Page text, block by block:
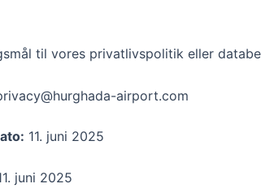
til vores privatlivspolitik eller
airport.com
11. juni 2025
juni 2025